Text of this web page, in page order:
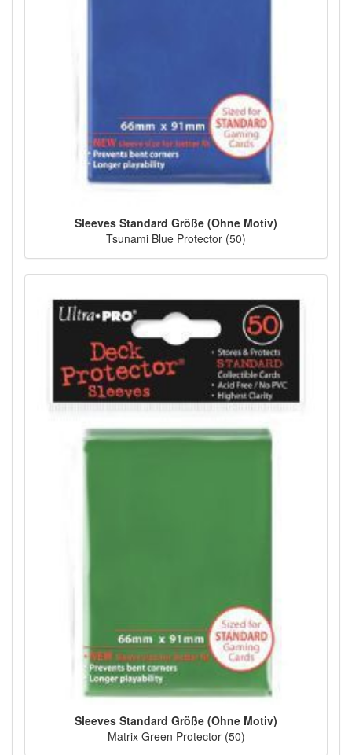
Sleeves Standard Größe (Ohne Motiv)
Tsunami Blue Protector (50)
Sleeves Standard Größe (Ohne Motiv)
Matrix Green Protector (50)